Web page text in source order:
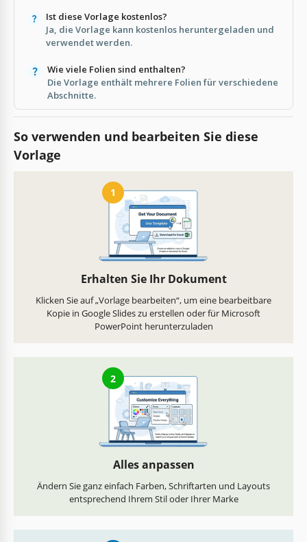
Ist diese Vorlage kostenlos?
Ja, die Vorlage kann kostenlos heruntergeladen und
verwendet werden.
Wie viele Folien sind enthalten?
Die Vorlage enthält mehrere Folien für verschiedene
Abschnitte.
So verwenden und bearbeiten Sie diese
Vorlage
1
Erhalten Sie Ihr Dokument
Klicken Sie auf „Vorlage bearbeiten“, um eine bearbeitbare
Kopie in Google Slides zu erstellen oder für Microsoft
PowerPoint herunterzuladen
2
Alles anpassen
Ändern Sie ganz einfach Farben, Schriftarten und Layouts
entsprechend Ihrem Stil oder Ihrer Marke